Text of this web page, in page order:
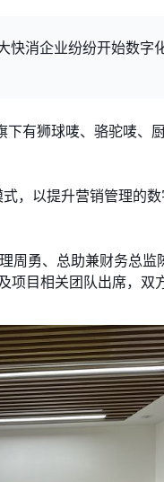
快消企业纷纷开始数字
下有狮球唛、骆驼唛、
，以提升营销管理的
周勇、总助兼财务总监
项目相关团队出席，双